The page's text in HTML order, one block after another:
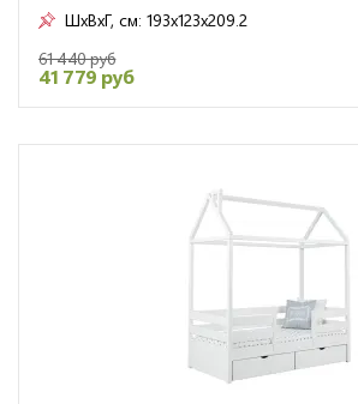
ШxВxГ, см: 193x123x209.2
61 440 руб
41 779 руб